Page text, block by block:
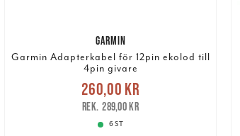
GARMIN
Garmin Adapterkabel för 12pin ekolod till
4pin givare
Nuvarande pris
Tidigare pris
260,00 kr
289,00 kr
6 ST